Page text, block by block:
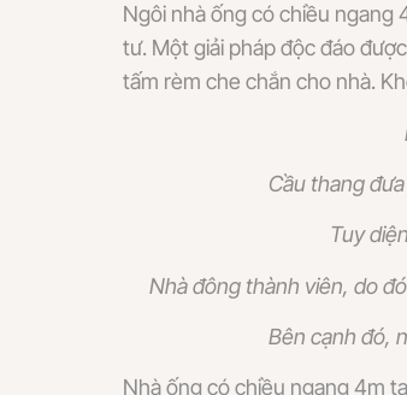
Ngôi nhà ống có chiều ngang
tư. Một giải pháp độc đáo
tấm rèm che chắn cho nhà.
Cầu thang
Tuy
Nhà đông thành viên, do
Bên cạnh đó,
Nhà ống có chiều ngang 4m